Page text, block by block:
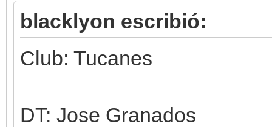
blacklyon escribió:
Club: Tucanes
DT: Jose Granados